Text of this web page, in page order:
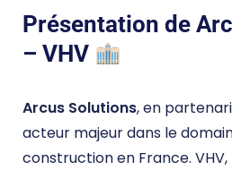
Présentation de
– VHV
Arcus Solutions, en
acteur majeur dans le
construction en France.